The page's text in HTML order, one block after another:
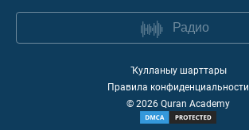
Радио
Ҡулланыу шарттары
Правила конфиденциальности
©2026Quran Academy